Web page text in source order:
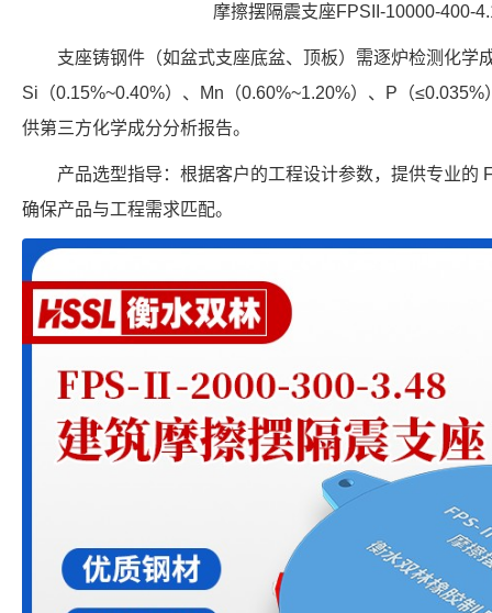
摩擦摆隔震支座FPSII-10000-400-
支座铸钢件（如盆式支座底盆、顶板）需逐炉检测化学
Si（0.15%~0.40%）、Mn（0.60%~1.20%）、P（
供第三方化学成分分析报告。
产品选型指导：根据客户的工程设计参数，提供专业的
确保产品与工程需求匹配。